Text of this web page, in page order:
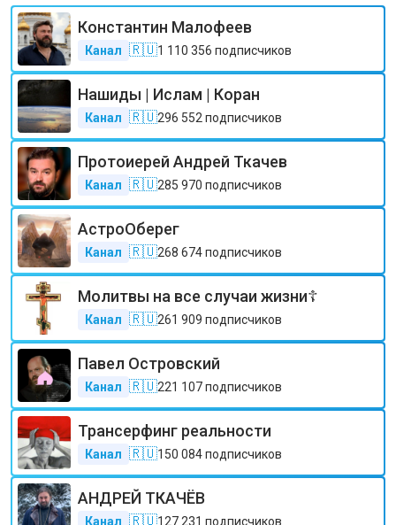
Константин Малофеев
Канал 🇷🇺1 110 356 подписчиков
Нашиды | Ислам | Коран
Канал 🇷🇺296 552 подписчиков
Протоиерей Андрей Ткачев
Канал 🇷🇺285 970 подписчиков
АстроОберег
Канал 🇷🇺268 674подписчиков
Молитвы на все случаи жизни☦️
Канал 🇷🇺261 909 подписчиков
Павел Островский
Канал 🇷🇺221 107подписчиков
Трансерфинг реальности
Канал 🇷🇺150 084подписчиков
АНДРЕЙ ТКАЧЁВ
Канал 🇷🇺127 231 подписчиков